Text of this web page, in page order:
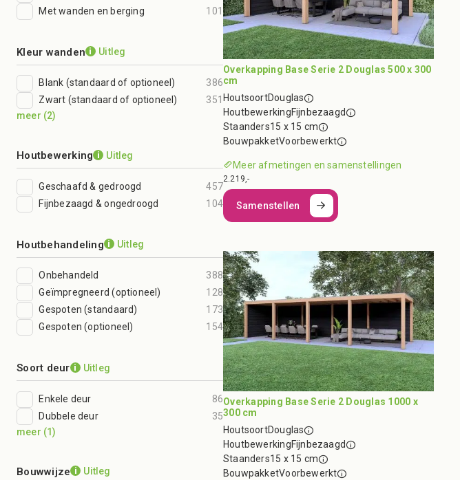
Met wanden en berging
101
Kleur wanden i Uitleg
Blank (standaard of optioneel)
386
Zwart (standaard of optioneel)
351
meer (2)
Houtbewerking i Uitleg
Geschaafd & gedroogd
457
Fijnbezaagd & ongedroogd
104
Houtbehandeling i Uitleg
Onbehandeld
388
Geïmpregneerd (optioneel)
128
Gespoten (standaard)
173
Gespoten (optioneel)
154
Soort deur i Uitleg
Enkele deur
86
Dubbele deur
35
meer (1)
Bouwwijze i Uitleg
Overkapping Base Serie 2 Douglas 500 x 300
cm
HoutsoortDouglas
HoutbewerkingFijnbezaagd
Staanders15 x 15 cm
BouwpakketVoorbewerkt
Meer afmetingen en samenstellingen
2.219,-
Samenstellen
Overkapping Base Serie 2 Douglas 1000 x
300 cm
HoutsoortDouglas
HoutbewerkingFijnbezaagd
Staanders15 x 15 cm
BouwpakketVoorbewerkt